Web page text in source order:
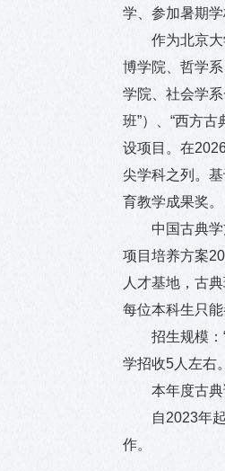
学、参加暑期
作为北京
博学院、哲学
学院、社会学
班”）、“西方
设项目。在
尖学科之列。
育教学成果奖。
中国古典学
项目培养方案
人才基地，古
每位本科生只
招生规模：
学招收5人左右。
本年度古
自2023年
作。